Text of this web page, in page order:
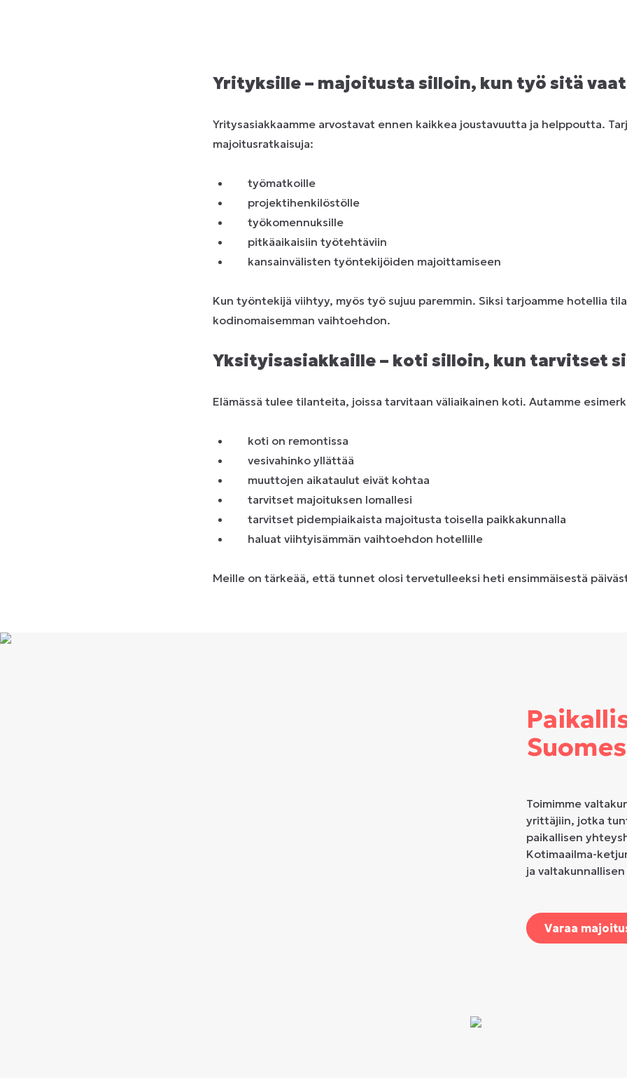
Yrityksille – majoitusta silloin, kun työ sitä
Yritysasiakkaamme arvostavat ennen kaikkea joustavuutta ja helppoutta.
majoitusratkaisuja:
työmatkoille
projektihenkilöstölle
työkomennuksille
pitkäaikaisiin työtehtäviin
kansainvälisten työntekijöiden majoittamiseen
Kun työntekijä viihtyy, myös työ sujuu paremmin. Siksi tarjoamme hotellia
kodinomaisemman vaihtoehdon.
Yksityisasiakkaille – koti silloin, kun tarvitset
Elämässä tulee tilanteita, joissa tarvitaan väliaikainen koti. Autamme
koti on remontissa
vesivahinko yllättää
muuttojen aikataulut eivät kohtaa
tarvitset majoituksen lomallesi
tarvitset pidempiaikaista majoitusta toisella paikkakunnalla
haluat viihtyisämmän vaihtoehdon hotellille
Meille on tärkeää, että tunnet olosi tervetulleeksi heti ensimmäisestä
Toimimme
yrittäjiin, jotka
paikallisen
Kotimaailma-
ja
Varaa